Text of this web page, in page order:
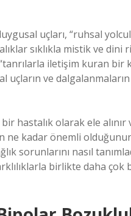
uçları, “ruhsal
sıklıkla mistik ve
iletişim kuran bir
uçların ve
hastalık olarak ele
kadar önemli
sorunlarını nasıl
birlikte daha